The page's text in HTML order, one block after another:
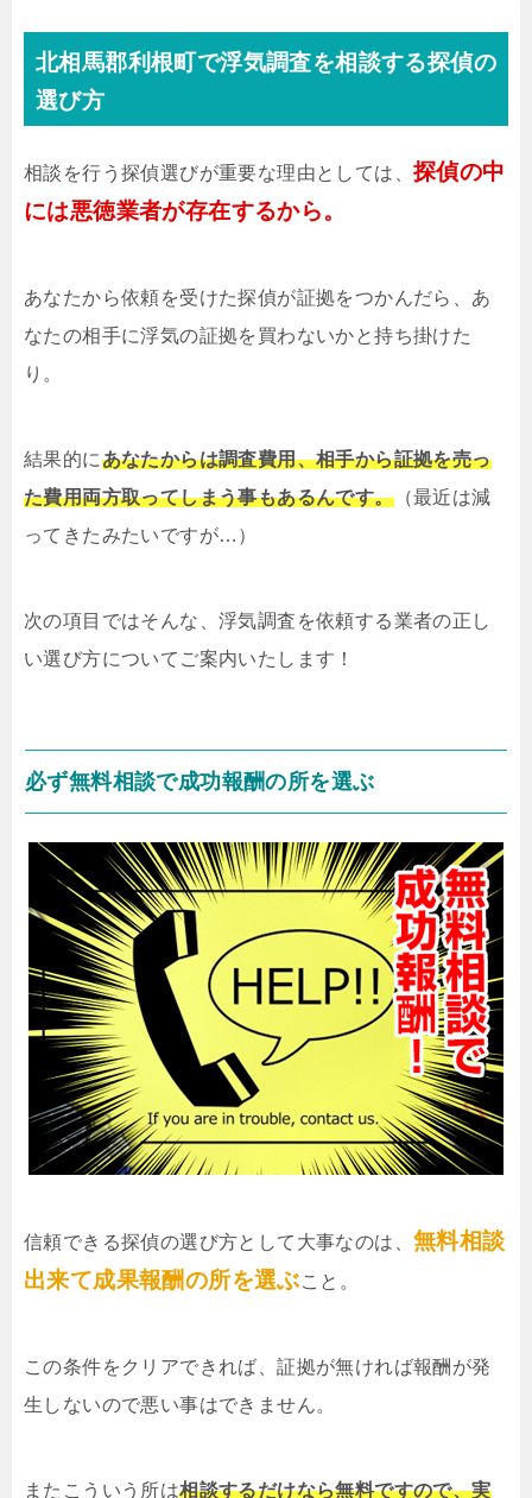
北相馬郡利根町で浮気調査を相談する探偵の
選び方
相談を行う探偵選びが重要な理由としては、 探偵の中
には悪徳業者が存在するから。
あなたから依頼を受けた探偵が証拠をつかんだら、あ
なたの相手に浮気の証拠を買わないかと持ち掛けた
り。
結果的にあなたからは調査費用、相手から証拠を売っ
た費用両方取ってしまう事もあるんです。（最近は減
ってきたみたいですが…）
次の項目ではそんな、浮気調査を依頼する業者の正し
い選び方についてご案内いたします！
必ず無料相談で成功報酬の所を選ぶ
信頼できる探偵の選び方として大事なのは、 無料相談
出来て成果報酬の所を選ぶこと。
この条件をクリアできれば、証拠が無ければ報酬が発
生しないので悪い事はできません。
またこういう所は相談するだけなら無料ですので、実